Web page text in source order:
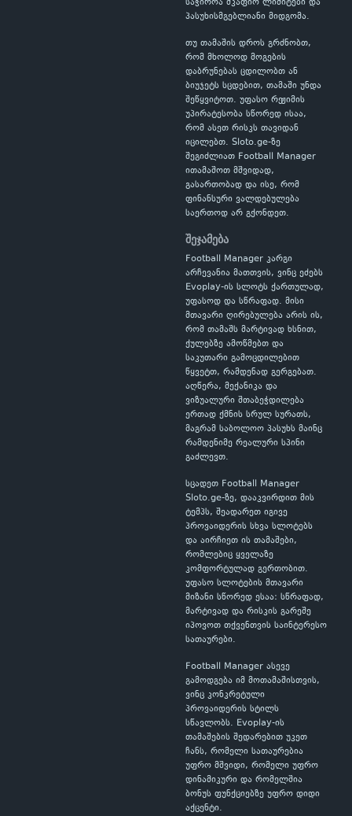
საჭიროა მკაფიო ლიმიტები და
პასუხისმგებლიანი მიდგომა.
თუ თამაშის დროს გრძნობთ,
რომ მხოლოდ მოგების
დაბრუნებას ცდილობთ ან
ბიუჯეტს სცდებით, თამაში უნდა
შეწყვიტოთ. უფასო რეჟიმის
უპირატესობა სწორედ ისაა,
რომ ასეთ რისკს თავიდან
იცილებთ. Sloto.ge-ზე
შეგიძლიათ Football Manager
ითამაშოთ მშვიდად,
გასართობად და ისე, რომ
ფინანსური ვალდებულება
საერთოდ არ გქონდეთ.
შეჯამება
Football Manager კარგი
არჩევანია მათთვის, ვინც ეძებს
Evoplay-ის სლოტს ქართულად,
უფასოდ და სწრაფად. მისი
მთავარი ღირებულება არის ის,
რომ თამაშს მარტივად ხსნით,
ქულებზე ამოწმებთ და
საკუთარი გამოცდილებით
წყვეტთ, რამდენად გერგებათ.
აღწერა, მექანიკა და
ვიზუალური შთაბეჭდილება
ერთად ქმნის სრულ სურათს,
მაგრამ საბოლოო პასუხს მაინც
რამდენიმე რეალური სპინი
გაძლევთ.
სცადეთ Football Manager
Sloto.ge-ზე, დააკვირდით მის
ტემპს, შეადარეთ იგივე
პროვაიდერის სხვა სლოტებს
და აირჩიეთ ის თამაშები,
რომლებიც ყველაზე
კომფორტულად გერთობით.
უფასო სლოტების მთავარი
მიზანი სწორედ ესაა: სწრაფად,
მარტივად და რისკის გარეშე
იპოვოთ თქვენთვის საინტერესო
სათაურები.
Football Manager ასევე
გამოდგება იმ მოთამაშისთვის,
ვინც კონკრეტული
პროვაიდერის სტილს
სწავლობს. Evoplay-ის
თამაშების შედარებით უკეთ
ჩანს, რომელი სათაურებია
უფრო მშვიდი, რომელი უფრო
დინამიკური და რომელშია
ბონუს ფუნქციებზე უფრო დიდი
აქცენტი.